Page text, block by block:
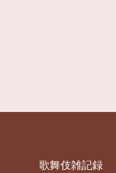
歌舞伎雑記録